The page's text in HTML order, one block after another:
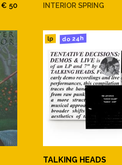
€ 50 INTERIOR SPRING
lp do 24h
TALKING HEADS